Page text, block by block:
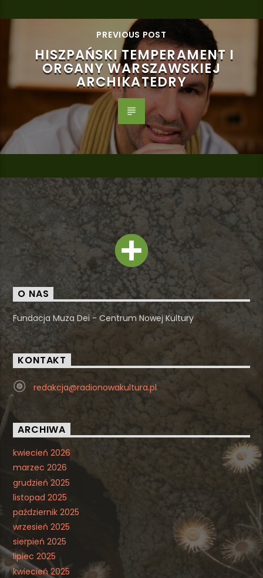
PREVIOUS POST
HISZPAŃSKI TEMPERAMENT I
ORGANY WARSZAWSKIEJ
ARCHIKATEDRY
O NAS
Fundacja Muza Dei - Centrum Nowej Kultury
KONTAKT
redakcja@radionowakultura.pl
ARCHIWA
kwiecień 2026
marzec 2026
grudzień 2025
listopad 2025
październik 2025
wrzesień 2025
sierpień 2025
lipiec 2025
kwiecień 2025